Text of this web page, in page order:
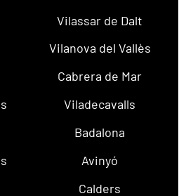
Vilassar de Dalt
Vilanova del Vallès
Cabrera de Mar
Viladecavalls
Badalona
Avinyó
Calders